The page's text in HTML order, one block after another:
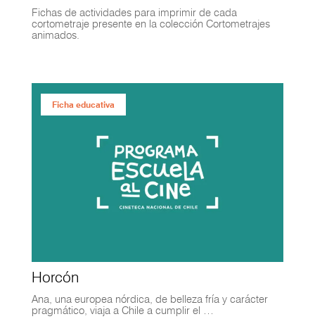
Fichas de actividades para imprimir de cada
cortometraje presente en la colección Cortometrajes
animados.
Ficha educativa
Ficha educativa
Horcón
Ana, una europea nórdica, de belleza fría y carácter
pragmático, viaja a Chile a cumplir el …